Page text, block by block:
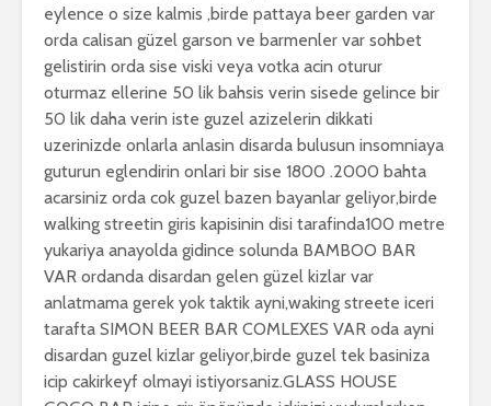
eylence o size kalmis ,birde pattaya beer garden var
orda calisan güzel garson ve barmenler var sohbet
gelistirin orda sise viski veya votka acin oturur
oturmaz ellerine 50 lik bahsis verin sisede gelince bir
50 lik daha verin iste guzel azizelerin dikkati
uzerinizde onlarla anlasin disarda bulusun insomniaya
guturun eglendirin onlari bir sise 1800 .2000 bahta
acarsiniz orda cok guzel bazen bayanlar geliyor,birde
walking streetin giris kapisinin disi tarafinda100 metre
yukariya anayolda gidince solunda BAMBOO BAR
VAR ordanda disardan gelen güzel kizlar var
anlatmama gerek yok taktik ayni,waking streete iceri
tarafta SIMON BEER BAR COMLEXES VAR oda ayni
disardan guzel kizlar geliyor,birde guzel tek basiniza
icip cakirkeyf olmayi istiyorsaniz.GLASS HOUSE